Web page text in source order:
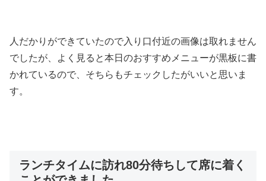
人だかりができていたので入り口付近の画像は取れません
でしたが、よく見ると本日のおすすめメニューが黒板に書
かれているので、そちらもチェックしたがいいと思いま
す。
ランチタイムに訪れ80分待ちして席に着く